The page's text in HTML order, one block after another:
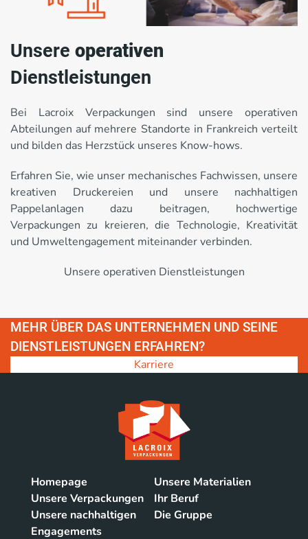
Unsere operativen
Dienstleistungen
Bei Lacroix Verpackungen sind unsere operativen
Abteilungen auf mehrere Standorte in Frankreich verteilt
und bilden das Herzstück unseres Know-hows.
Erfahren Sie, wie unser mechanisches Fachwissen, unsere
kreativen Druckereien und unsere nachhaltigen
Pappelanlagen dazu beitragen, hochwertige
Verpackungen zu kreieren, die Technologie, Kreativität
und Umweltengagement miteinander verbinden.
Unsere operativen Dienstleistungen
MEHR ÜBER DAS UNTERNEHMEN UND SEINE
DIENSTLEISTUNGEN ERFAHREN?
Karriere
Homepage
Unsere Materialien
Unsere Verpackungen
Ihr Beruf
Unsere nachhaltigen
Engagements
Die Gruppe